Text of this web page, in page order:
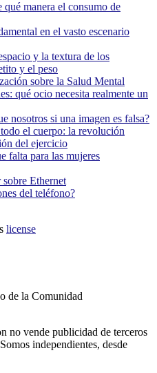
manera el consumo de
en el vasto escenario
y la textura de los
y el peso
sobre la Salud Mental
qué ocio necesita realmente un
nosotros si una imagen es falsa?
el cuerpo: la revolución
del ejercicio
falta para las mujeres
sobre Ethernet
del teléfono?
license
de la Comunidad
no vende publicidad de terceros
independientes, desde